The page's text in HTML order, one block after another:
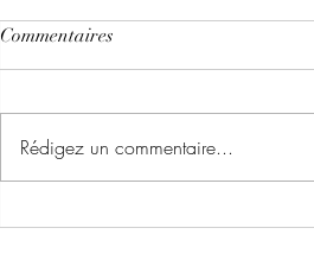
Commentaires
Rédigez un commentaire...